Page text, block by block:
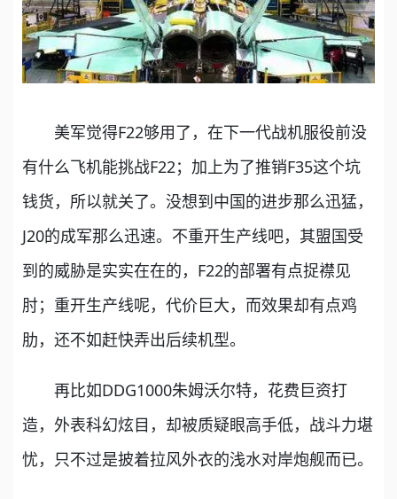
美军觉得F22够用了，在下一代战机服役前没
有什么飞机能挑战F22；加上为了推销F35这个坑
钱货，所以就关了。没想到中国的进步那么迅猛，
J20的成军那么迅速。不重开生产线吧，其盟国受
到的威胁是实实在在的，F22的部署有点捉襟见
肘；重开生产线呢，代价巨大，而效果却有点鸡
肋，还不如赶快弄出后续机型。
再比如DDG1000朱姆沃尔特，花费巨资打
造，外表科幻炫目，却被质疑眼高手低，战斗力堪
忧，只不过是披着拉风外衣的浅水对岸炮舰而已。